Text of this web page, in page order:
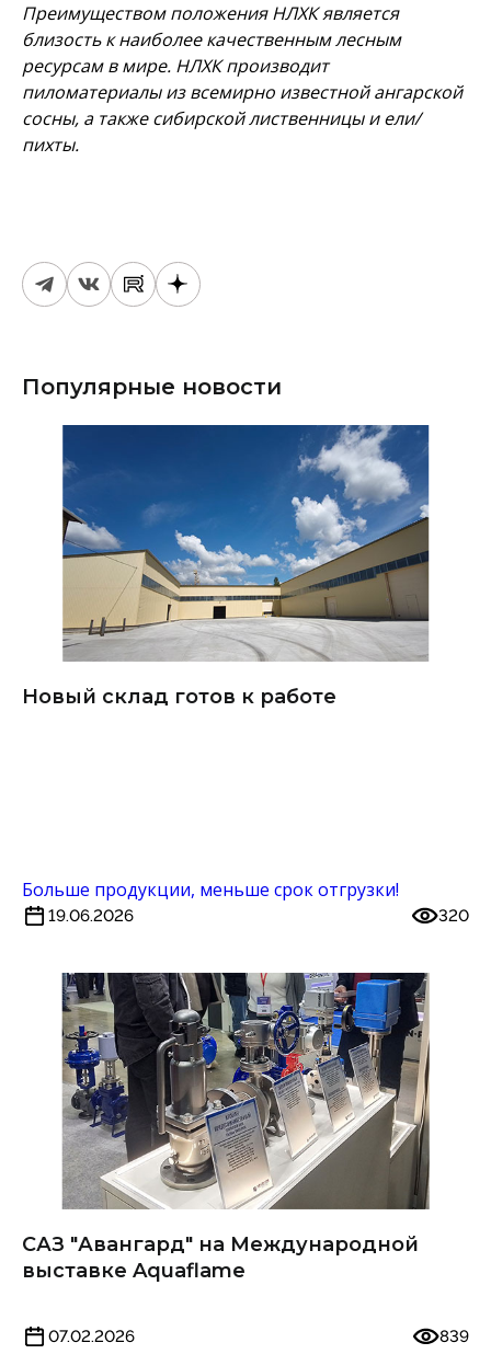
Преимуществом положения НЛХК является
близость к наиболее качественным лесным
ресурсам в мире. НЛХК производит
пиломатериалы из всемирно известной ангарской
сосны, а также сибирской лиственницы и ели/
пихты.
Популярные новости
Новый склад готов к работе
Больше продукции, меньше срок отгрузки!
19.06.2026 320
САЗ "Авангард" на Международной
выставке Aquaflame
07.02.2026 839